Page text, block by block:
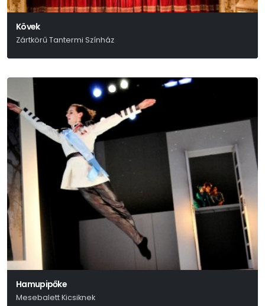
Kövek
Zártkörű Tantermi Színház
Hamupipőke
Mesebalett Kicsiknek